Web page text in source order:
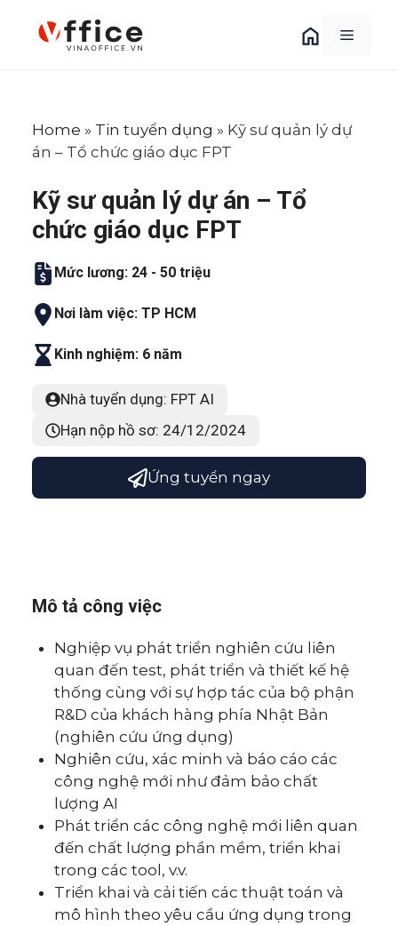
MENU
Home » Tin tuyển dụng » Kỹ sư quản lý dự
án – Tổ chức giáo dục FPT
Kỹ sư quản lý dự án – Tổ
chức giáo dục FPT
Mức lương: 24 - 50 triệu
Nơi làm việc: TP HCM
Kinh nghiệm: 6 năm
Nhà tuyển dụng: FPT AI
Hạn nộp hồ sơ: 24/12/2024
Ứng tuyển ngay
Mô tả công việc
Nghiệp vụ phát triển nghiên cứu liên
quan đến test, phát triển và thiết kế hệ
thống cùng với sự hợp tác của bộ phận
R&D của khách hàng phía Nhật Bản
(nghiên cứu ứng dụng)
Nghiên cứu, xác minh và báo cáo các
công nghệ mới như đảm bảo chất
lượng AI
Phát triển các công nghệ mới liên quan
đến chất lượng phần mềm, triển khai
trong các tool, v.v.
Triển khai và cải tiến các thuật toán và
mô hình theo yêu cầu ứng dụng trong